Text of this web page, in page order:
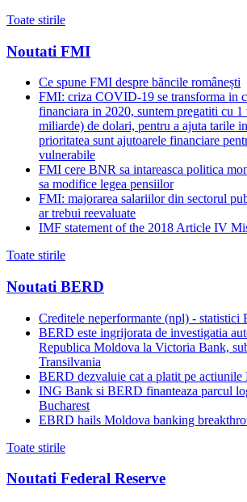
Toate stirile
Noutati FMI
Ce spune FMI despre băncile românești
FMI: criza COVID-19 se transforma in
financiara in 2020, suntem pregatiti cu
miliarde) de dolari, pentru a ajuta tarile
prioritatea sunt ajutoarele financiare
vulnerabile
FMI cere BNR sa intareasca politica
sa modifice legea pensiilor
FMI: majorarea salariilor din sectorul
ar trebui reevaluate
IMF statement of the 2018 Article IV
Toate stirile
Noutati BERD
Creditele neperformante (npl) - statistici
BERD este ingrijorata de investigatia
Republica Moldova la Victoria Bank,
Transilvania
BERD dezvaluie cat a platit pe actiunile
ING Bank si BERD finanteaza parcul
Bucharest
EBRD hails Moldova banking
Toate stirile
Noutati Federal Reserve